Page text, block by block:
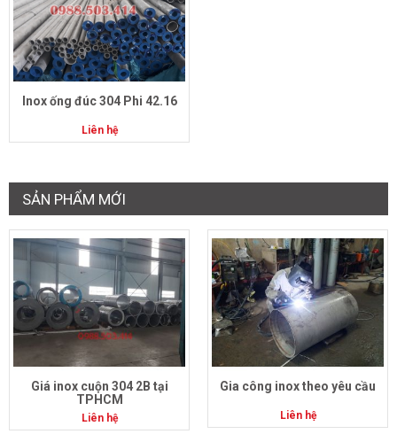
Inox ống đúc 304 Phi 42.16
Liên hệ
SẢN PHẨM MỚI
Giá inox cuộn 304 2B tại
TPHCM
Liên hệ
Gia công inox theo yêu cầu
Liên hệ